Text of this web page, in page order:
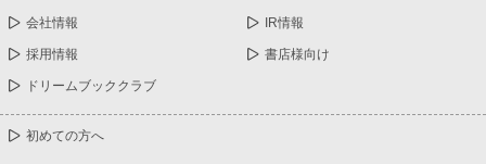
会社情報 IR情報
採用情報 書店様向け
ドリームブッククラブ
初めての方へ